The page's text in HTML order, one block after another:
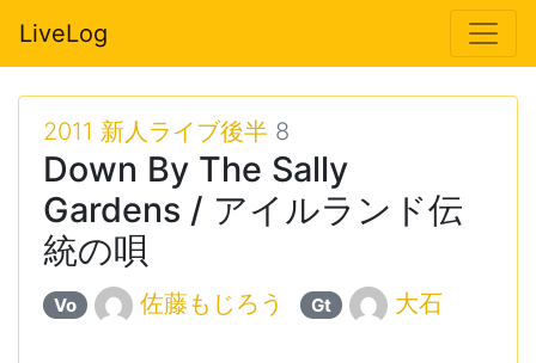
LiveLog
2011 新人ライブ後半 8
Down By The Sally
Gardens / アイルランド伝
統の唄
Vo 佐藤もじろう Gt 大石